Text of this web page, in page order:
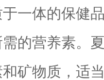
一体的保健
的营养素。
矿物质，适